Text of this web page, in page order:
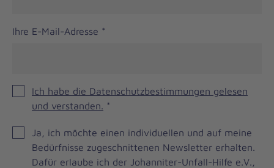
Ihre E-Mail-Adresse *
Ich habe die Datenschutzbestimmungen gelesen
und verstanden. *
Brevo
Newsletter
Ja, ich möchte einen individuellen und auf meine
Bedürfnisse zugeschnittenen Newsletter erhalten.
Dafür erlaube ich der Johanniter-Unfall-Hilfe e.V.,